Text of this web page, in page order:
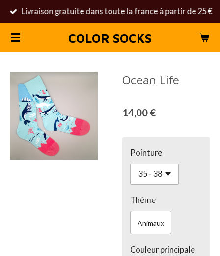
Passer
au
contenu
principal
COLOR SOCKS
Livraison gratuite dans toute la france à partir de 25 €
Ocean Life
14,00 €
Pointure
Thème
Animaux
Couleur principale